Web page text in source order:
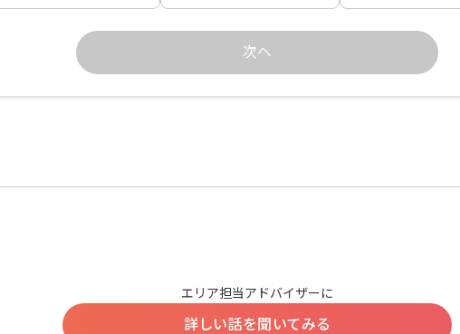
次へ
エリア担当アドバイザーに
詳しい話を聞いてみる